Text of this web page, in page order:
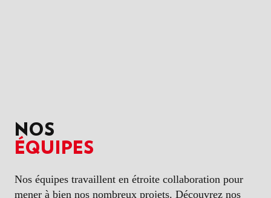
NOS
ÉQUIPES
Nos équipes travaillent en étroite collaboration pour
mener à bien nos nombreux projets. Découvrez nos